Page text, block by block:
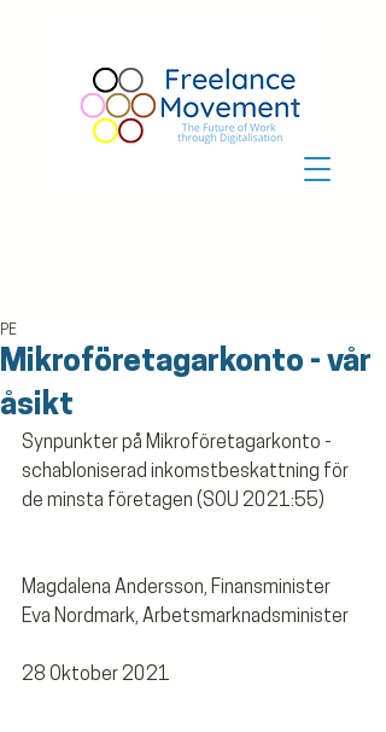
Mikroföretagarkonto - vår
åsikt
PE
Synpunkter på Mikroföretagarkonto -
schabloniserad inkomstbeskattning för
de minsta företagen (SOU 2021:55)
Magdalena Andersson, Finansminister
Eva Nordmark, Arbetsmarknadsminister
28 Oktober 2021